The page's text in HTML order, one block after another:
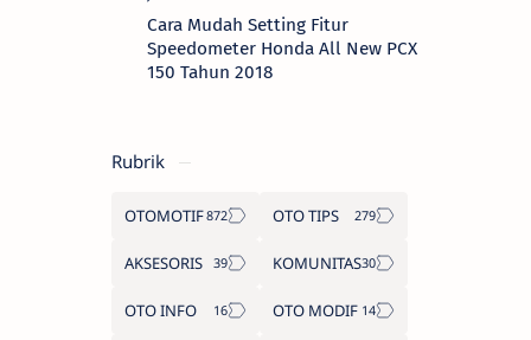
Cara Mudah Setting Fitur
Speedometer Honda All New PCX
150 Tahun 2018
Rubrik
OTOMOTIF OTO TIPS
AKSESORIS KOMUNITAS
OTO INFO OTO MODIF